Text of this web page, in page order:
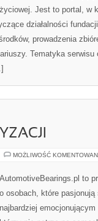
życiowej. Jest to portal, w
działalności
prowadzenia
Tematyka
MOŻLIWOŚĆ
AutomotiveBearings.pl to
o osobach, które
najbardziej